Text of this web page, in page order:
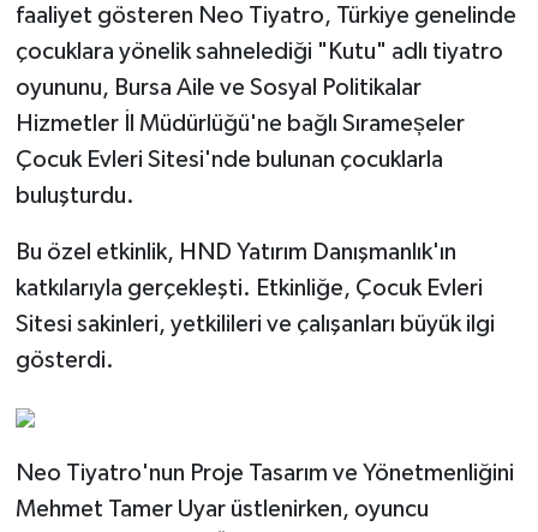
faaliyet gösteren Neo Tiyatro, Türkiye genelinde
çocuklara yönelik sahnelediği "Kutu" adlı tiyatro
oyununu, Bursa Aile ve Sosyal Politikalar
Hizmetler İl Müdürlüğü'ne bağlı Sırameșeler
Çocuk Evleri Sitesi'nde bulunan çocuklarla
buluşturdu.
Bu özel etkinlik, HND Yatırım Danışmanlık'ın
katkılarıyla gerçekleşti. Etkinliğe, Çocuk Evleri
Sitesi sakinleri, yetkilileri ve çalışanları büyük ilgi
gösterdi.
Neo Tiyatro'nun Proje Tasarım ve Yönetmenliğini
Mehmet Tamer Uyar üstlenirken, oyuncu
Teknoloji
Yaşam